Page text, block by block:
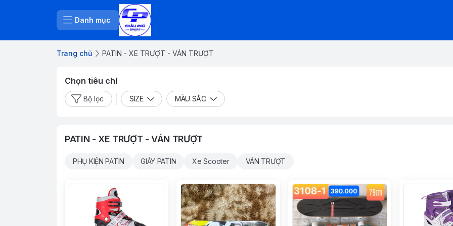
Danh mục
Trang chủ PATIN - XE TRƯỢT - VÁN TRƯỢT
Chọn tiêu chí
Bộ lọc SIZE MÀU SẮC
PATIN - XE TRƯỢT - VÁN TRƯỢT
PHỤ KIỆN PATIN GIÀY PATIN Xe Scooter VÁN TRƯỢT